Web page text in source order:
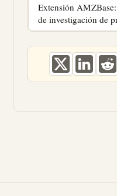
SIGUIENTE »
Extensión
de investigación de